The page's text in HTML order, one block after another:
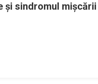
şi sindromul mişcării